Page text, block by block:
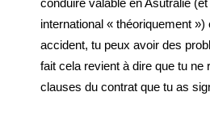
conduire valable en Asutralie
international « théoriquement »)
accident, tu peux avoir des
fait cela revient à dire que tu ne
clauses du contrat que tu as